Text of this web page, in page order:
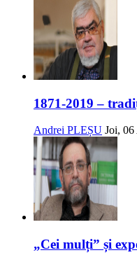
1871-2019 –
Andrei PLEȘU Joi,
„Cei mulți” și